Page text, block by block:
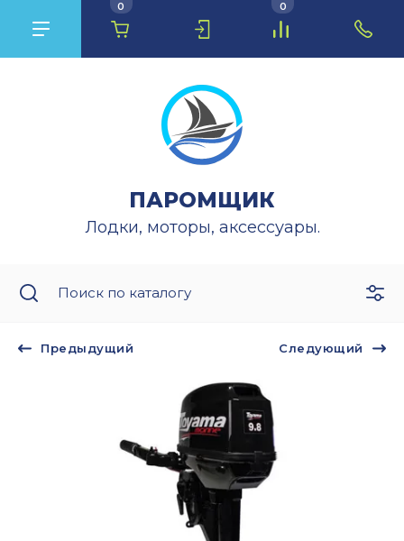
ПАРОМЩИК
Лодки, моторы, аксессуары.
0 0
Предыдущий Следующий